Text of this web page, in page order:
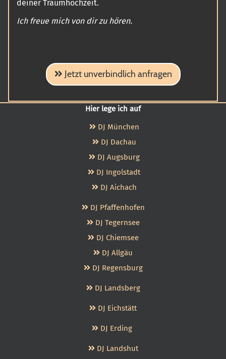
deiner Traumhochzeit.
Ich freue mich von dir zu hören.
Jetzt unverbindlich anfragen
Hier lege ich auf
DJ München
DJ Dachau
DJ Augsburg
DJ Ingolstadt
DJ Aichach
DJ Pfaffenhofen
DJ Tegernsee
DJ Chiemsee
DJ Allgäu
DJ Regensburg
DJ Landsberg
DJ Eichstätt
DJ Erding
DJ Landshut